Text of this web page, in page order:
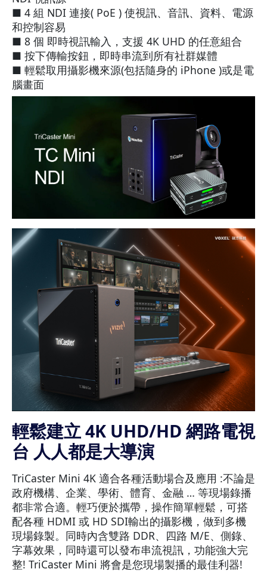
■ 4 組 NDI 連接( PoE ) 使視訊、音訊、資料、電源
和控制容易
■ 8 個 即時視訊輸入，支援 4K UHD 的任意組合
■ 按下傳輸按鈕，即時串流到所有社群媒體
■ 輕鬆取用攝影機來源(包括隨身的 iPhone )或是電
腦畫面
輕鬆建立 4K UHD/HD 網路電視
台 人人都是大導演
TriCaster Mini 4K 適合各種活動場合及應用 :不論是
政府機構、企業、學術、體育、金融 … 等現場錄播
都非常合適。輕巧便於攜帶，操作簡單輕鬆，可搭
配各種 HDMI 或 HD SDI輸出的攝影機，做到多機
現場錄製。同時內含雙路 DDR、四路 M/E、側錄、
字幕效果，同時還可以發布串流視訊，功能強大完
整! TriCaster Mini 將會是您現場製播的最佳利器!